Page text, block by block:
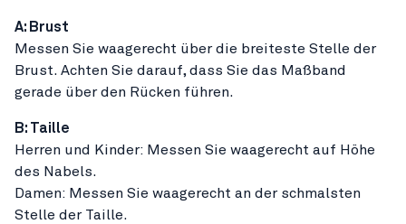
A: Brust
Messen Sie waagerecht über die breiteste Stelle der
Brust. Achten Sie darauf, dass Sie das Maßband
gerade über den Rücken führen.
B: Taille
Herren und Kinder: Messen Sie waagerecht auf Höhe
des Nabels.
Damen: Messen Sie waagerecht an der schmalsten
Stelle der Taille.